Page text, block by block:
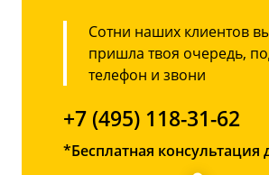
Сотни наших клиентов
пришла твоя очередь,
телефон и звони
+7 (495) 118-31-62
*Бесплатная консультация